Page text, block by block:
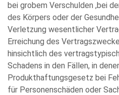
bei grobem Verschulden ,bei
des Körpers oder der
Verletzung wesentlicher
Erreichung des
hinsichtlich des
Schadens in den Fällen, in
Produkthaftungsgesetz bei
für Personenschäden oder